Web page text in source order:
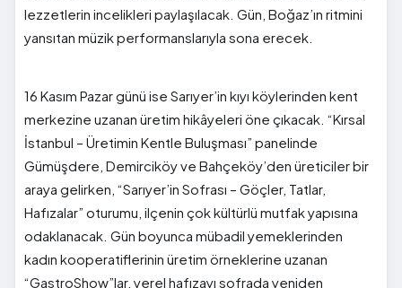
lezzetlerin incelikleri paylaşılacak. Gün, Boğaz’ın ritmini
yansıtan müzik performanslarıyla sona erecek.
16 Kasım Pazar günü ise Sarıyer’in kıyı köylerinden kent
merkezine uzanan üretim hikâyeleri öne çıkacak. “Kırsal
İstanbul – Üretimin Kentle Buluşması” panelinde
Gümüşdere, Demirciköy ve Bahçeköy’den üreticiler bir
araya gelirken, “Sarıyer’in Sofrası – Göçler, Tatlar,
Hafızalar” oturumu, ilçenin çok kültürlü mutfak yapısına
odaklanacak. Gün boyunca mübadil yemeklerinden
kadın kooperatiflerinin üretim örneklerine uzanan
“GastroShow”lar, yerel hafızayı sofrada yeniden